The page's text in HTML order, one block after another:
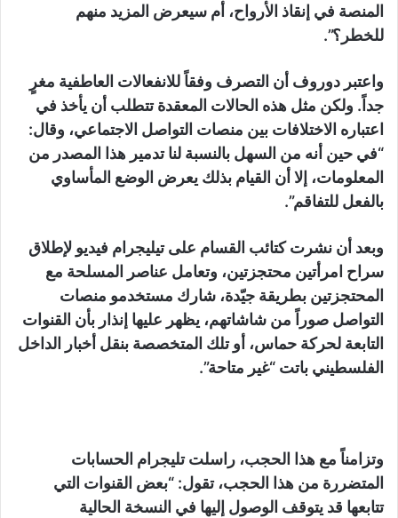
المنصة في إنقاذ الأرواح، أم سيعرض المزيد منهم
للخطر؟”.
واعتبر دوروف أن التصرف وفقاً للانفعالات العاطفية مغرٍ
جداً. ولكن مثل هذه الحالات المعقدة تتطلب أن يأخذ في
اعتباره الاختلافات بين منصات التواصل الاجتماعي، وقال:
“في حين أنه من السهل بالنسبة لنا تدمير هذا المصدر من
المعلومات، إلا أن القيام بذلك يعرض الوضع المأساوي
بالفعل للتفاقم”.
وبعد أن نشرت كتائب القسام على تيليجرام فيديو لإطلاق
سراح امرأتين محتجزتين، وتعامل عناصر المسلحة مع
المحتجزتين بطريقة جيّدة، شارك مستخدمو منصات
التواصل صوراً من شاشاتهم، يظهر عليها إنذار بأن القنوات
التابعة لحركة حماس، أو تلك المتخصصة بنقل أخبار الداخل
الفلسطيني باتت “غير متاحة”.
وتزامناً مع هذا الحجب، راسلت تليجرام الحسابات
المتضررة من هذا الحجب، تقول: “بعض القنوات التي
تتابعها قد يتوقف الوصول إليها في النسخة الحالية